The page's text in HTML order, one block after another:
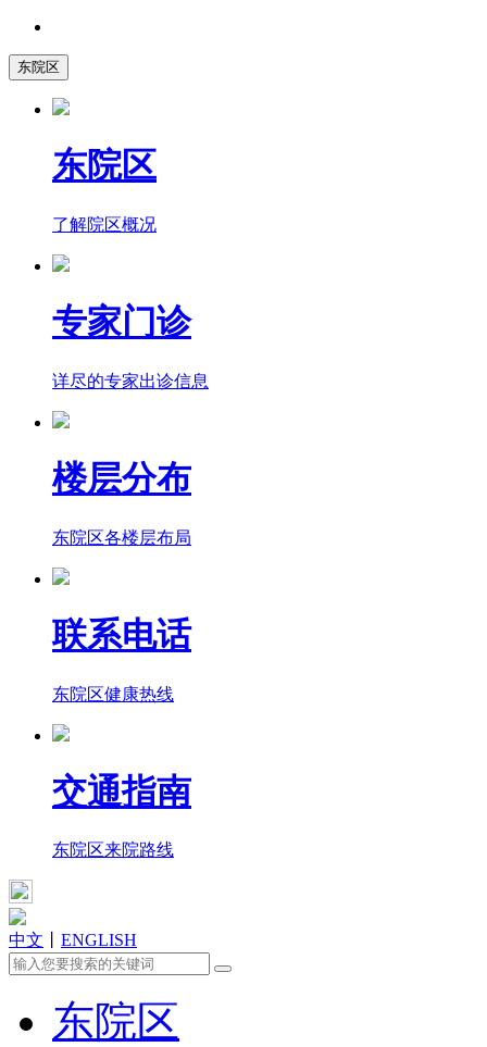
东院区
东院区
了解院区概况
专家门诊
详尽的专家出诊信息
楼层分布
东院区各楼层布局
联系电话
东院区健康热线
交通指南
东院区来院路线
中文 ENGLISH
东院区